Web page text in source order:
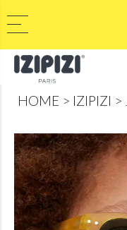
HOME IZIPIZI